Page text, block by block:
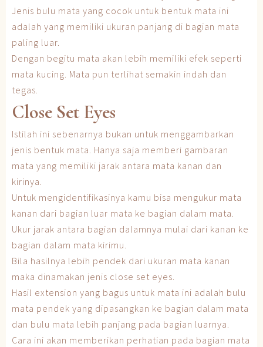
Jenis bulu mata yang cocok untuk bentuk mata ini
adalah yang memiliki ukuran panjang di bagian mata
paling luar.
Dengan begitu mata akan lebih memiliki efek seperti
mata kucing. Mata pun terlihat semakin indah dan
tegas.
Close Set Eyes
Istilah ini sebenarnya bukan untuk menggambarkan
jenis bentuk mata. Hanya saja memberi gambaran
mata yang memiliki jarak antara mata kanan dan
kirinya.
Untuk mengidentifikasinya kamu bisa mengukur mata
kanan dari bagian luar mata ke bagian dalam mata.
Ukur jarak antara bagian dalamnya mulai dari kanan ke
bagian dalam mata kirimu.
Bila hasilnya lebih pendek dari ukuran mata kanan
maka dinamakan jenis close set eyes.
Hasil extension yang bagus untuk mata ini adalah bulu
mata pendek yang dipasangkan ke bagian dalam mata
dan bulu mata lebih panjang pada bagian luarnya.
Cara ini akan memberikan perhatian pada bagian mata